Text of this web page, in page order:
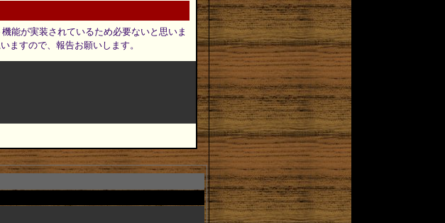
能が実装されているため必要ないと思いま
ますので、報告お願いします。